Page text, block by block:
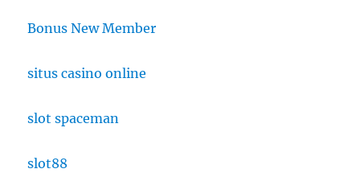
Bonus New Member
situs casino online
slot spaceman
slot88